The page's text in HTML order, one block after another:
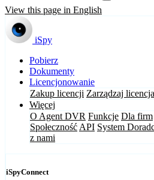
View this page in English
iSpy
Pobierz
Dokumenty
Licencjonowanie
Zakup licencji Zarządzaj
Więcej
O Agent DVR Funkcje Dla firm
Społeczność API System
z nami
iSpyConnect